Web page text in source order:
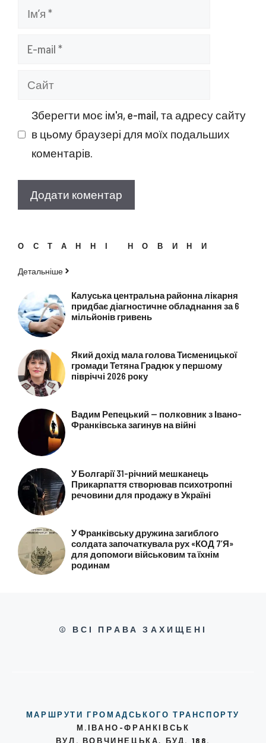
Ім’я
Сайт
Зберегти моє ім'я, e-mail, та адресу сайту
в цьому браузері для моїх подальших
коментарів.
ОСТАННІ НОВИНИ
Детальніше
Калуська центральна районна лікарня
придбає діагностичне обладнання за 6
мільйонів гривень
Який дохід мала голова Тисменицької
громади Тетяна Градюк у першому
півріччі 2026 року
Вадим Репецький — полковник з Івано-
Франківська загинув на війні
У Болгарії 31-річний мешканець
Прикарпаття створював психотропні
речовини для продажу в Україні
У Франківську дружина загиблого
солдата започаткувала рух «КОД 7’Я»
для допомоги військовим та їхнім
родинам
© ВСІ ПРАВА ЗАХИЩЕНІ
МАРШРУТИ ГРОМАДСЬКОГО ТРАНСПОРТУ
М.ІВАНО-ФРАНКІВСЬК
ВУЛ. ВОВЧИНЕЦЬКА, БУД. 188.